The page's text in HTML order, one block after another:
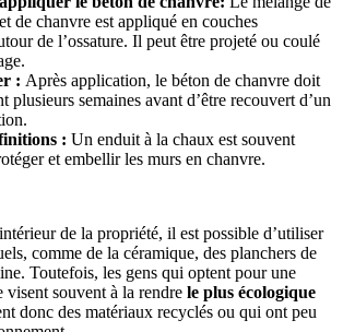
de chanvre est appliqué en couches
de l’ossature. Il peut être projeté ou coulé
: Après application, le béton de chanvre doit
plusieurs semaines avant d’être recouvert d’un
: Un enduit à la chaux est souvent
et embellir les murs en chanvre.
de la propriété, il est possible d’utiliser
comme de la céramique, des planchers de
Toutefois, les gens qui optent pour une
visent souvent à la rendre le plus écologique
donc des matériaux recyclés ou qui ont peu